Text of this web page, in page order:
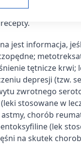
w tym o
jest informacja,
tętnicze krwi;
depresji (tzw.
zwrotnego
stosowane w
chorób
(lek
na skutek
(11 dostawców IAB)
na urządzeniu
danych
celu
reklam
do wyboru
reklam